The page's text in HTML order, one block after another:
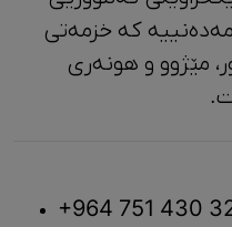
کە خزمەتی
زمان، کەلتوور، مێژوو و ‎هونەری
+964 751 430